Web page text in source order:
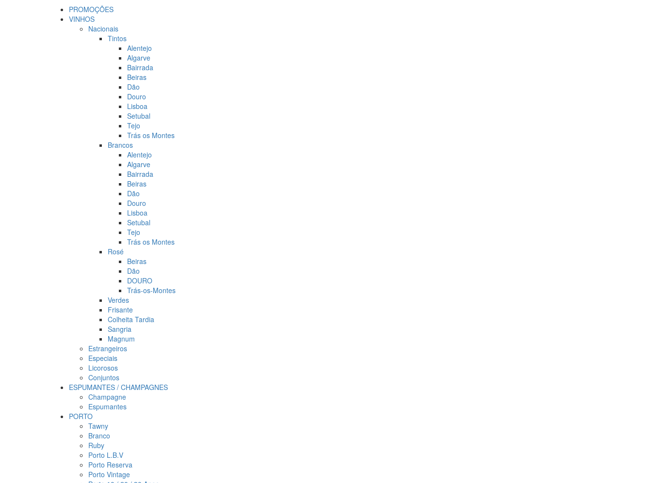
PROMOÇÕES
VINHOS
Nacionais
Tintos
Alentejo
Algarve
Bairrada
Beiras
Dão
Douro
Lisboa
Setubal
Tejo
Trás os Montes
Brancos
Alentejo
Algarve
Bairrada
Beiras
Dão
Douro
Lisboa
Setubal
Tejo
Trás os Montes
Rosé
Beiras
Dão
DOURO
Trás-os-Montes
Verdes
Frisante
Colheita Tardia
Sangria
Magnum
Estrangeiros
Especiais
Licorosos
Conjuntos
ESPUMANTES / CHAMPAGNES
Champagne
Espumantes
PORTO
Tawny
Branco
Ruby
Porto L.B.V
Porto Reserva
Porto Vintage